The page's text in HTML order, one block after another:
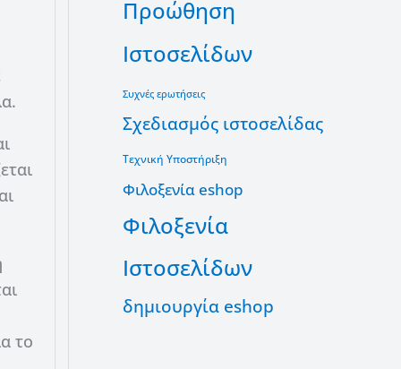
το
Προώθηση
Ιστοσελίδων
Συχνές ερωτήσεις
Σχεδιασμός ιστοσελίδας
Τεχνική Υποστήριξη
Φιλοξενία eshop
Φιλοξενία
Ιστοσελίδων
δημιουργία eshop